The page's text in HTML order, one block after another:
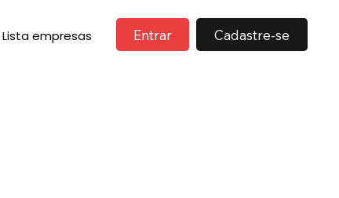
Lista empresas Entrar Cadastre-se